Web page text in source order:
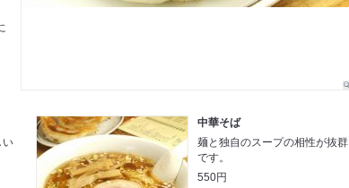
い
中華そば
麺と独自のスープの相性が抜群
です。
550円